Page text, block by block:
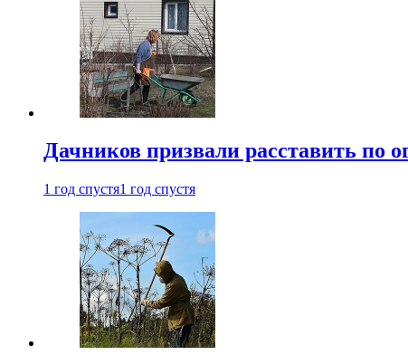
Дачников призвали расставить по
1 год спустя1 год спустя